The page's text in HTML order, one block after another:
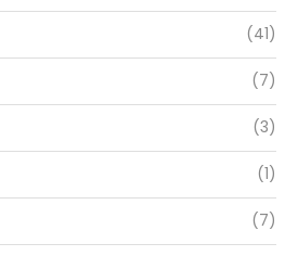
(41)
(7)
(3)
(1)
(7)